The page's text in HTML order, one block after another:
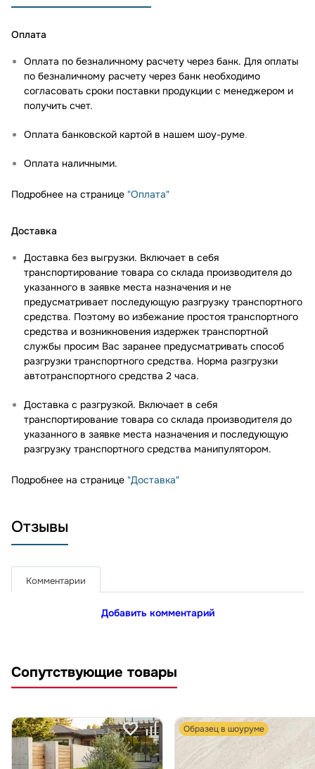
Оплата
Оплата по безналичному расчету через банк. Для оплаты
по безналичному расчету через банк необходимо
согласовать сроки поставки продукции с менеджером и
получить счет.
Оплата банковской картой в нашем шоу-руме.
Оплата наличными.
Подробнее на странице "Оплата"
Доставка
Доставка без выгрузки. Включает в себя
транспортирование товара со склада производителя до
указанного в заявке места назначения и не
предусматривает последующую разгрузку транспортного
средства. Поэтому во избежание простоя транспортного
средства и возникновения издержек транспортной
службы просим Вас заранее предусматривать способ
разгрузки транспортного средства. Норма разгрузки
автотранспортного средства 2 часа.
Доставка с разгрузкой. Включает в себя
транспортирование товара со склада производителя до
указанного в заявке места назначения и последующую
разгрузку транспортного средства манипулятором.
Подробнее на странице "Доставка"
Отзывы
Комментарии
Добавить комментарий
Сопутствующие товары
Образец в шоуруме